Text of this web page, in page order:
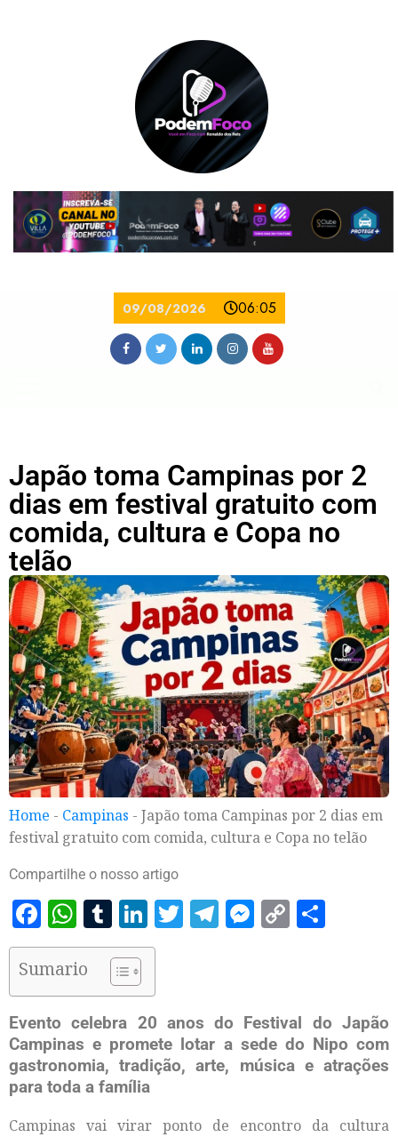
09/08/2026 06:05
Japão toma Campinas por 2
dias em festival gratuito com
comida, cultura e Copa no
telão
Home - Campinas - Japão toma Campinas por 2 dias em
festival gratuito com comida, cultura e Copa no telão
Compartilhe o nosso artigo
Facebook
WhatsApp
Tumblr
LinkedIn
Twitter
Telegram
Messenger
Copy
Sumario
Evento celebra 20 anos do Festival do Japão
Campinas e promete lotar a sede do Nipo com
gastronomia, tradição, arte, música e atrações
para toda a família
Campinas vai virar ponto de encontro da cultura